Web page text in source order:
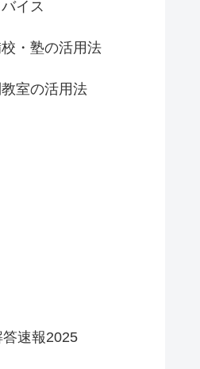
イス
・塾の活用法
室の活用法
速報2025